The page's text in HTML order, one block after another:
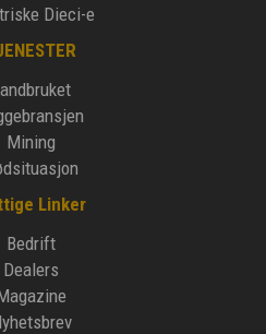
Dieci-e
Mining
Linker
Bedrift
Dealers